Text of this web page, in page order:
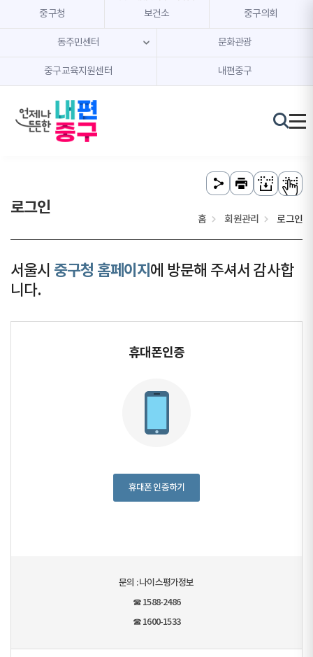
본문 내용 바로가기
주메뉴 바로가기
중구청 보건소 중구의회
동주민센터 문화관광
중구교육지원센터 내편중구
로그인
홈 회원관리 로그인
서울시 중구청 홈페이지 에 방문해 주셔서 감사합
니다.
휴대폰인증
휴대폰 인증하기
문의 : 나이스평가정보
☎ 1588-2486
☎ 1600-1533